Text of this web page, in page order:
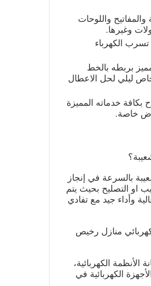
واللوحات
وغيرها.
الكهرباء
لتوفير رقم كهربائي منازل ميناء الشعيبة 97446767 مميز بربطه بالخط
ليلي لحل الاعطال
في ميناء الشعيبة 24 ساعة متاح بكافة خدماته المميزة
خاصة.
بالسرعة في إنجاز
او التصليح بحيث يتم
وأداء جيد مع تفادي
منازل رخيص
الكهربائية،
الكهربائية في